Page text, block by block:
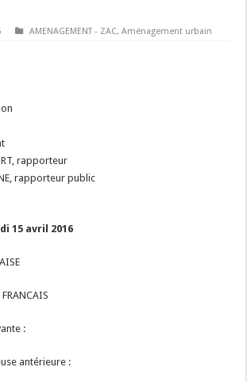
AMENAGEMENT - ZAC,Aménagement urbain
rapporteur
rapporteur public
15 avril 2016
:
antérieure :